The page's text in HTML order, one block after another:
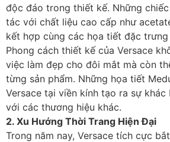
độc đáo trong thiết kế. Những
tác với chất liệu cao cấp như
kết hợp cùng các họa tiết đặc
Phong cách thiết kế của Versace
việc làm đẹp cho đôi mắt mà còn
từng sản phẩm. Những họa tiết
Versace tại viền kính tạo ra sự
với các thương hiệu khác.
2. Xu Hướng Thời Trang Hiện Đại
Trong năm nay, Versace tích cực